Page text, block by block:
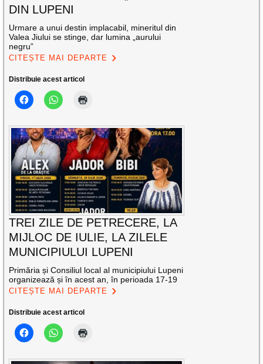
DIN LUPENI
Urmare a unui destin implacabil, mineritul din
Valea Jiului se stinge, dar lumina „aurului
negru”
CITEȘTE MAI DEPARTE
Distribuie acest articol
TREI ZILE DE PETRECERE, LA
MIJLOC DE IULIE, LA ZILELE
MUNICIPIULUI LUPENI
Primăria și Consiliul local al municipiului Lupeni
organizează și în acest an, în perioada 17-19
CITEȘTE MAI DEPARTE
Distribuie acest articol